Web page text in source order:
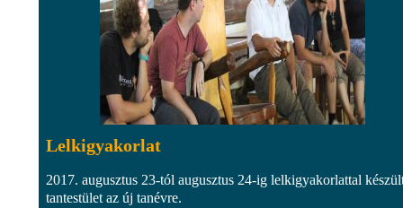
Lelkigyakorlat
2017. augusztus 23-tól augusztus 24-ig lelkigyakorlattal
tantestület az új tanévre.